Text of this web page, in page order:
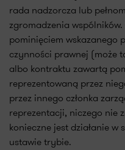
rada nadzorcza lub
zgromadzenia
pominięciem wskazanego
czynności prawnej (może
albo kontraktu zawartą
reprezentowaną przez
przez innego członka
reprezentacji, niczego nie
konieczne jest działanie
ustawie trybie.